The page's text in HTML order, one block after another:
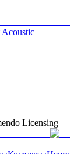
Acoustic
Licensing